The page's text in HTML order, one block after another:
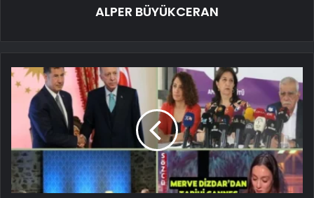
ALPER BÜYÜKCERAN